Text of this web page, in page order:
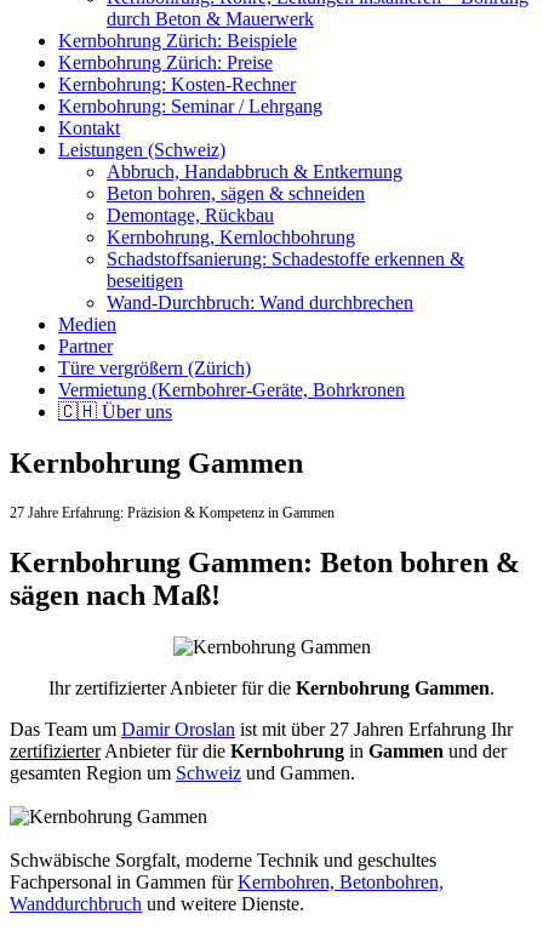
durch Beton & Mauerwerk
Kernbohrung Zürich: Beispiele
Kernbohrung Zürich: Preise
Kernbohrung: Kosten-Rechner
Kernbohrung: Seminar / Lehrgang
Kontakt
Leistungen (Schweiz)
Abbruch, Handabbruch & Entkernung
Beton bohren, sägen & schneiden
Demontage, Rückbau
Kernbohrung, Kernlochbohrung
Schadstoffsanierung: Schadestoffe erkennen &
beseitigen
Wand-Durchbruch: Wand durchbrechen
Medien
Partner
Türe vergrößern (Zürich)
Vermietung (Kernbohrer-Geräte, Bohrkronen
🇨🇭 Über uns
Kernbohrung Gammen
27 Jahre Erfahrung: Präzision & Kompetenz in Gammen
Kernbohrung Gammen: Beton bohren &
sägen nach Maß!
Ihr zertifizierter Anbieter für die Kernbohrung Gammen.
Das Team um Damir Oroslan ist mit über 27 Jahren Erfahrung Ihr
zertifizierterAnbieter für die Kernbohrung in Gammen und der
gesamten Region um Schweiz und Gammen.
Schwäbische Sorgfalt, moderne Technik und geschultes
Fachpersonal in Gammen fürKernbohren, Betonbohren,
Wanddurchbruch und weitere Dienste.